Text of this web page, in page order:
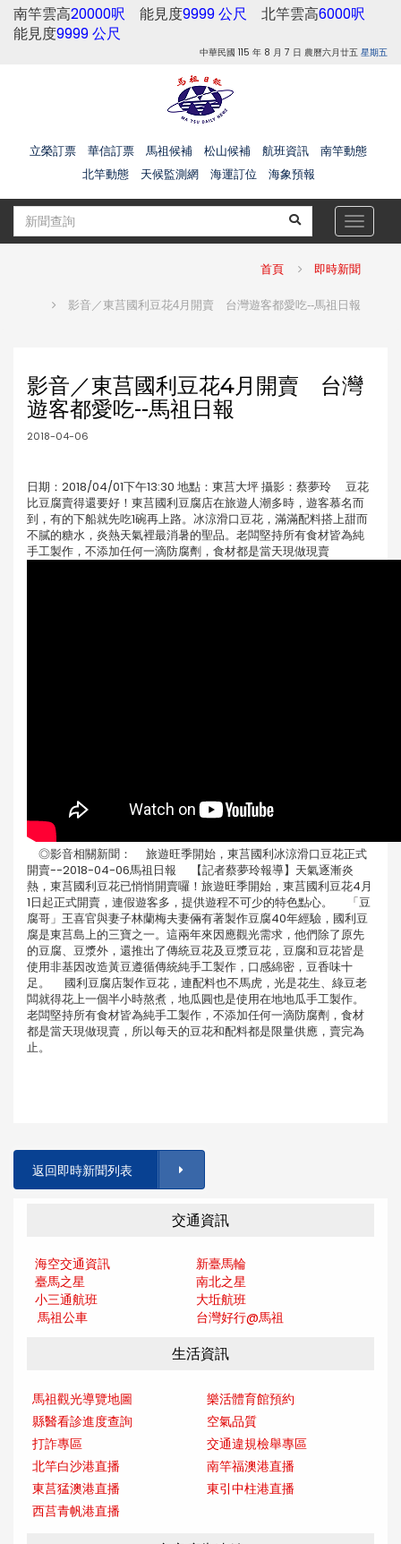
南竿雲高20000呎 能見度9999 公尺 北竿雲高6000呎
能見度9999 公尺
中華民國 115 年 8 月 7 日 農曆六月廿五 星期五
立榮訂票 華信訂票 馬祖候補 松山候補 航班資訊
南竿動態
北竿動態
天候監測網 海運訂位 海象預報
Toggle
首頁 即時新聞
影音／東莒國利豆花4月開賣 台灣遊客都愛吃--馬祖日報
影音／東莒國利豆花4月開賣 台灣
遊客都愛吃--馬祖日報
2018-04-06
日期：2018/04/01下午13:30 地點：東莒大坪 攝影：蔡夢玲 豆花
比豆腐賣得還要好！東莒國利豆腐店在旅遊人潮多時，遊客慕名而
到，有的下船就先吃1碗再上路。冰涼滑口豆花，滿滿配料搭上甜而
不膩的糖水，炎熱天氣裡最消暑的聖品。老闆堅持所有食材皆為純
手工製作，不添加任何一滴防腐劑，食材都是當天現做現賣
◎影音相關新聞： 旅遊旺季開始，東莒國利冰涼滑口豆花正式
開賣--2018-04-06馬祖日報 【記者蔡夢玲報導】天氣逐漸炎
熱，東莒國利豆花已悄悄開賣囉！旅遊旺季開始，東莒國利豆花4月
1日起正式開賣，連假遊客多，提供遊程不可少的特色點心。 「豆
腐哥」王喜官與妻子林蘭梅夫妻倆有著製作豆腐40年經驗，國利豆
腐是東莒島上的三寶之一。這兩年來因應觀光需求，他們除了原先
的豆腐、豆漿外，還推出了傳統豆花及豆漿豆花，豆腐和豆花皆是
使用非基因改造黃豆遵循傳統純手工製作，口感綿密，豆香味十
足。 國利豆腐店製作豆花，連配料也不馬虎，光是花生、綠豆老
闆就得花上一個半小時熬煮，地瓜圓也是使用在地地瓜手工製作。
老闆堅持所有食材皆為純手工製作，不添加任何一滴防腐劑，食材
都是當天現做現賣，所以每天的豆花和配料都是限量供應，賣完為
止。
返回即時新聞列表
交通資訊
海空交通資訊
新臺馬輪
臺馬之星
南北之星
小三通航班
大坵航班
馬祖公車
台灣好行@馬祖
生活資訊
馬祖觀光導覽地圖
樂活體育館預約
縣醫看診進度查詢
空氣品質
打詐專區
交通違規檢舉專區
北竿白沙港直播
南竿福澳港直播
東莒猛澳港直播
東引中柱港直播
西莒青帆港直播